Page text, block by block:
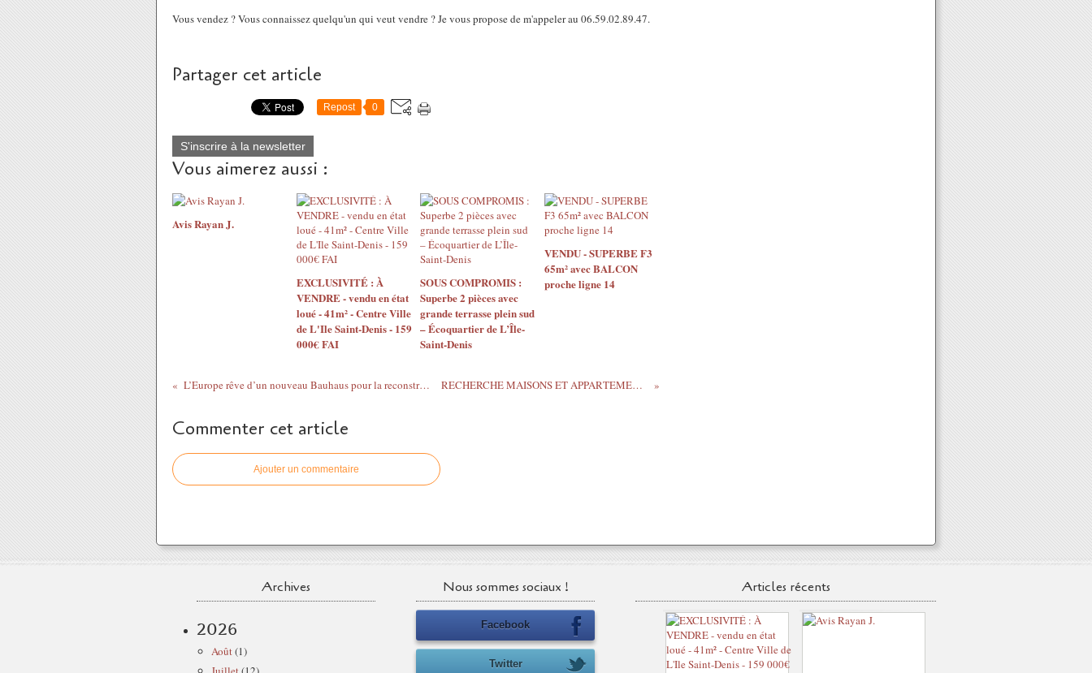
Vous vendez ? Vous connaissez quelqu'un qui veut vendre ? Je vous propose de m'appeler au 06.59.02.89.47.
Partager cet article
Repost 0
S'inscrire à la newsletter
Vous aimerez aussi :
Avis Rayan J.
EXCLUSIVITÉ : À
VENDRE - vendu en état
loué - 41m² - Centre Ville
de L'Ile Saint-Denis - 159
000€ FAI
SOUS COMPROMIS :
Superbe 2 pièces avec
grande terrasse plein sud
– Écoquartier de L’Île-
Saint-Denis
VENDU - SUPERBE F3
65m² avec BALCON
proche ligne 14
L’Europe rêve d’un nouveau Bauhaus pour la reconstruction écologique RECHERCHE MAISONS ET APPARTEMENTS A VENDRE
Commenter cet article
Ajouter un commentaire
Archives
2026
Août(1)
Nous sommes sociaux !
Facebook
Twitter
Articles récents